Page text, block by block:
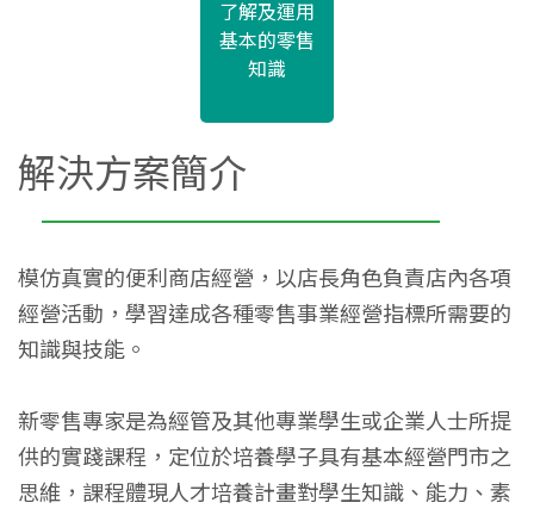
了解及運用
基本的零售
知識
解決方案簡介
模仿真實的便利商店經營，以店長角色負責店內各項
經營活動，學習達成各種零售事業經營指標所需要的
知識與技能。
新零售專家是為經管及其他專業學生或企業人士所提
供的實踐課程，定位於培養學子具有基本經營門市之
思維，課程體現人才培養計畫對學生知識、能力、素